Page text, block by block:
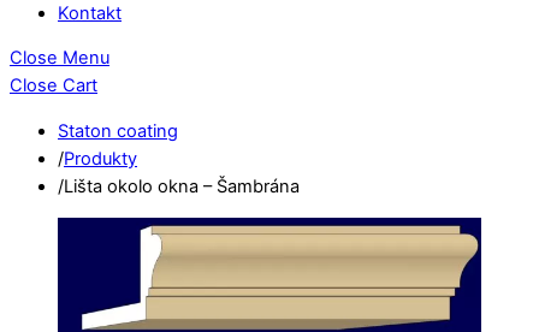
Kontakt
Close Menu
Close Cart
Staton coating
/Produkty
/Lišta okolo okna – Šambrána